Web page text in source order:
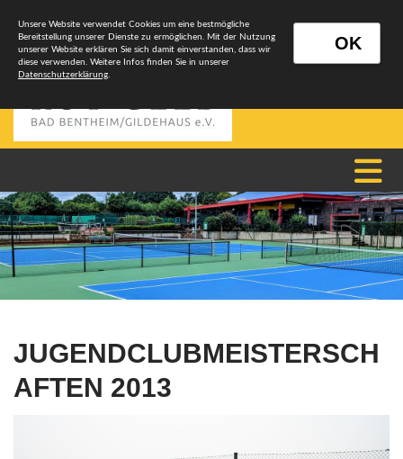
JUGENDCLUBMEISTERSCH
AFTEN 2013
OK
Unsere Website verwendet Cookies um eine bestmögliche
Bereitstellung unserer Dienste zu ermöglichen. Mit der Nutzung
unserer Website erklären Sie sich damit einverstanden, dass wir
diese verwenden. Weitere Infos finden Sie in unserer
Datenschutzerklärung.